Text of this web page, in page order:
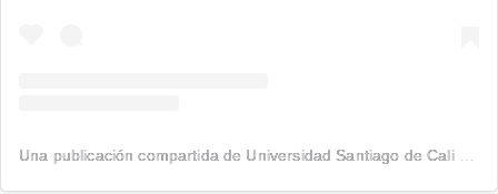
Una publicación compartida de Universidad Santiago de Cali (@usantiagodecali)